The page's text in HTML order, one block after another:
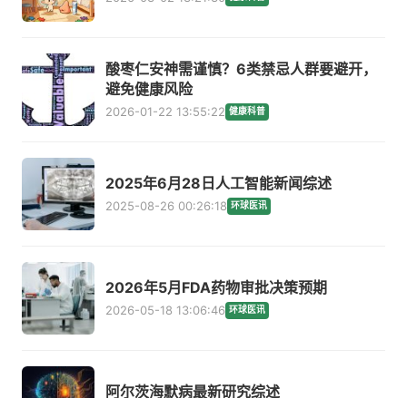
酸枣仁安神需谨慎？6类禁忌人群要避开，
避免健康风险
2026-01-22 13:55:22 健康科普
2025年6月28日人工智能新闻综述
2025-08-26 00:26:18 环球医讯
2026年5月FDA药物审批决策预期
2026-05-18 13:06:46 环球医讯
阿尔茨海默病最新研究综述